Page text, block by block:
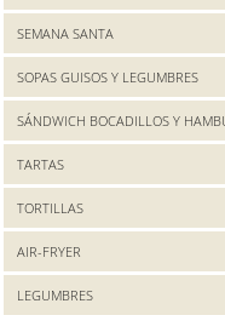
SEMANA SANTA
SOPAS GUISOS Y LEGUMBRES
SÁNDWICH BOCADILLOS Y
TARTAS
TORTILLAS
AIR-FRYER
LEGUMBRES